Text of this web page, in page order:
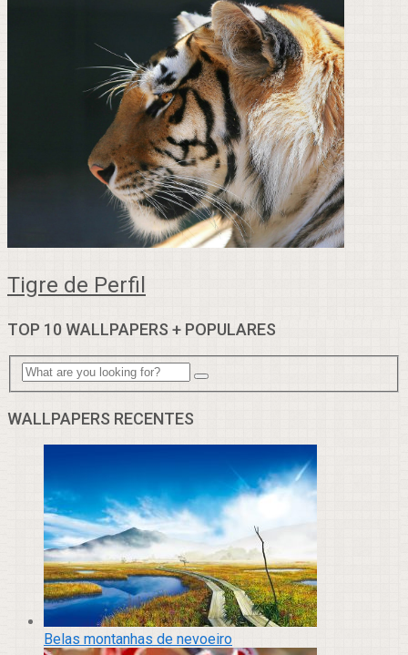
Tigre de Perfil
TOP 10 WALLPAPERS + POPULARES
WALLPAPERS RECENTES
Belas montanhas de nevoeiro